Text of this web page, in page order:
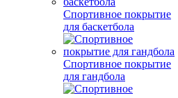
Спортивное покрытие
для баскетбола
Спортивное покрытие
для гандбола